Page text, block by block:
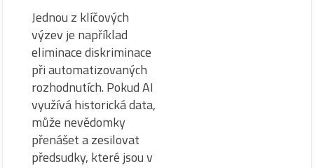
Jednou z klíčových
výzev je například
eliminace diskriminace
při automatizovaných
rozhodnutích. Pokud AI
využívá historická data,
může nevědomky
přenášet a zesilovat
předsudky, které jsou v